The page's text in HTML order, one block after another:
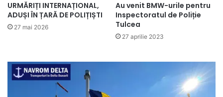
URMĂRIȚI INTERNAȚIONAL,
ADUȘI ÎN ȚARĂ DE POLIȚIȘTI
27 mai 2026
Au venit BMW-urile pentru
Inspectoratul de Poliție
Tulcea
27 aprilie 2023